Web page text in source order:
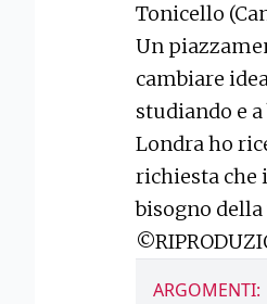
Tonicello
Un
cambiare
studiando e
Londra ho
richiesta che
bisogno
ARGOMENTI: